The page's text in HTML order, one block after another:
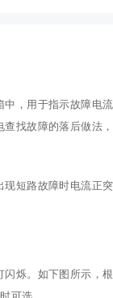
，用于指示故障
找故障的落后做法
短路故障时电流正
烁。如下图所示